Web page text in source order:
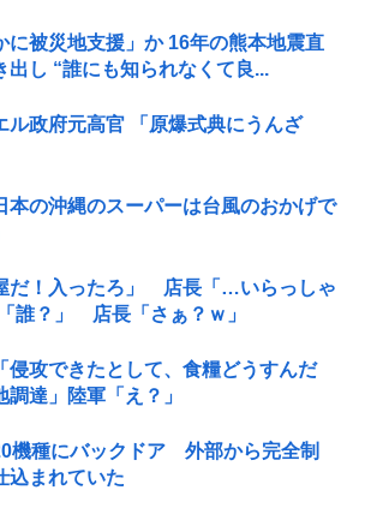
に被災地支援」か 16年の熊本地震直
出し “誰にも知られなくて良...
ル政府元高官 「原爆式典にうんざ
本の沖縄のスーパーは台風のおかげで
だ！入ったろ」 店長「…いらっしゃ
誰？」 店長「さぁ？ｗ」
侵攻できたとして、食糧どうすんだ
達」陸軍「え？」
機種にバックドア 外部から完全制
込まれていた